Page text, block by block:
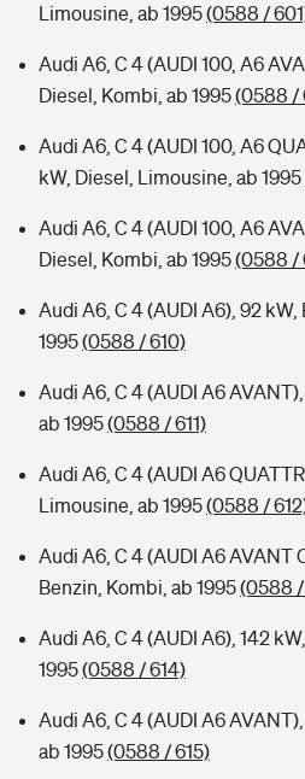
Limousine, ab 1995(0588 /
Audi A6, C 4 (AUDI 100, A6
Diesel, Kombi, ab 1995(0588 /
Audi A6, C 4 (AUDI 100, A6
kW, Diesel, Limousine, ab 1995
Audi A6, C 4 (AUDI 100, A6
Diesel, Kombi, ab 1995(0588 /
Audi A6, C 4 (AUDI A6), 92
1995(0588 / 610)
Audi A6, C 4 (AUDI A6
ab 1995(0588 / 611)
Audi A6, C 4 (AUDI A6
Limousine, ab 1995(0588 /
Audi A6, C 4 (AUDI A6 AVANT
Benzin, Kombi, ab 1995(0588 /
Audi A6, C 4 (AUDI A6), 142
1995(0588 / 614)
Audi A6, C 4 (AUDI A6
ab 1995(0588 / 615)